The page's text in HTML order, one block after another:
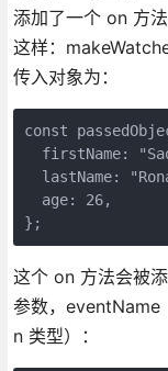
添加了一个 on 方
这样：
传入对象为：
const
firstName:
lastName:
  age: 26,
};
这个 on 方法会被
参数，
n 类型）：